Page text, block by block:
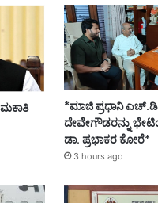
*ಮಾಜಿ ಪ್ರಧಾನಿ
ದೇವೇಗೌಡರನ್ನು
ಡಾ. ಪ್ರಭಾಕರ ಕೋರೆ*
3 hours ago